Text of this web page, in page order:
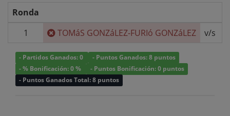
Ronda
1
TOMáS GONZáLEZ-FURIó GONZáLEZ v/s
- Partidos Ganados: 0
- Puntos Ganados: 8 puntos
- % Bonificación: 0 %
- Puntos Bonificación: 0 puntos
- Puntos Ganados Total: 8 puntos